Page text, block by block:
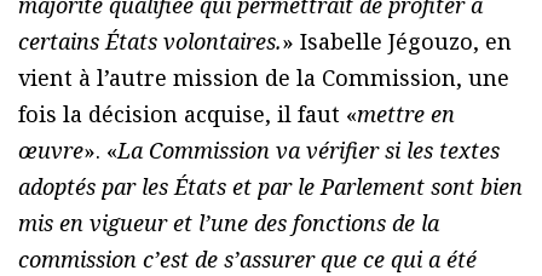
certains États volontaires.» Isabelle Jégouzo, en
vient à l’autre mission de la Commission, une
fois la décision acquise, il faut «mettre en
œuvre». «La Commission va vérifier si les textes
adoptés par les États et par le Parlement sont bien
mis en vigueur et l’une des fonctions de la
commission c’est de s’assurer que ce qui a été